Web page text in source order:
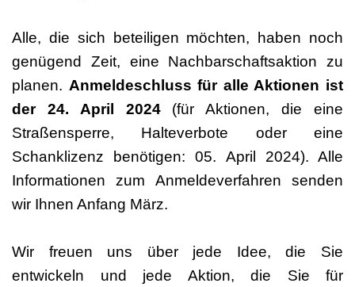
Alle, die sich beteiligen möchten, haben noch
genügend Zeit, eine Nachbarschaftsaktion zu
planen. Anmeldeschluss für alle Aktionen ist
der 24. April 2024(für Aktionen, die eine
Straßensperre, Halteverbote oder eine
Schanklizenz benötigen: 05. April 2024). Alle
Informationen zum Anmeldeverfahren senden
wir Ihnen Anfang März.
Wir freuen uns über jede Idee, die Sie
entwickeln und jede Aktion, die Sie für